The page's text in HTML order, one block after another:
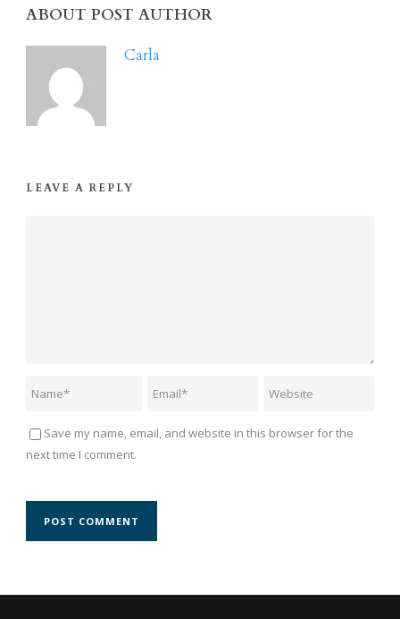
ABOUT POST AUTHOR
Carla
LEAVE A REPLY
Save my name, email, and website in this browser for the
next time I comment.